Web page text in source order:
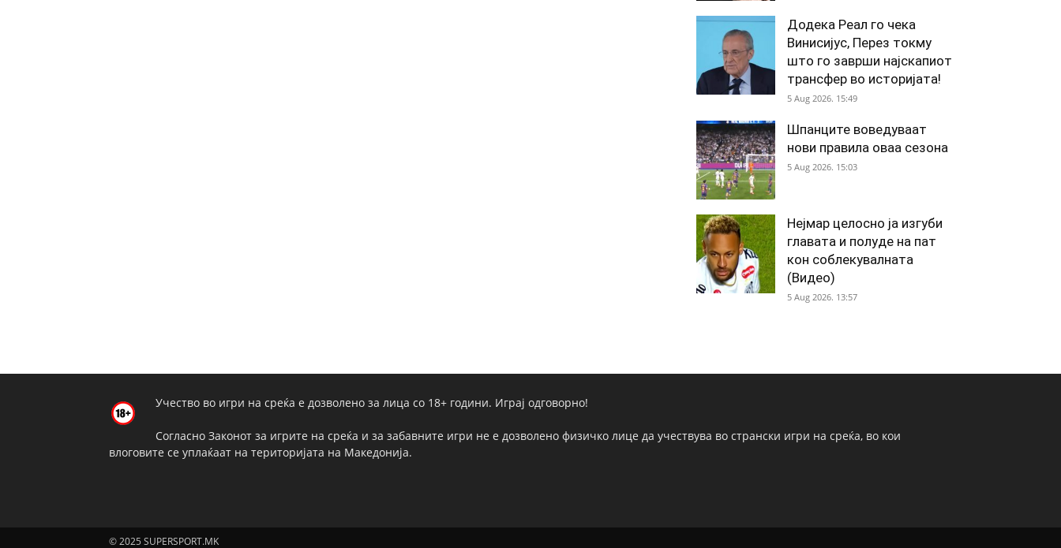
Додека Реал го чека
Винисијус, Перез токму
што го заврши најскапиот
трансфер во историјата!
5 Aug 2026. 15:49
Шпанците воведуваат
нови правила оваа сезона
5 Aug 2026. 15:03
Нејмар целосно ја изгуби
главата и полуде на пат
кон соблекувалната
(Видео)
5 Aug 2026. 13:57
Учество во игри на среќа е дозволено за лица со 18+ години. Играј одговорно!
Согласно Законот за игрите на среќа и за забавните игри не е дозволено физичко лице да учествува во странски игри на среќа, во кои
влоговите се уплаќаат на територијата на Македонија.
© 2025 SUPERSPORT.MK